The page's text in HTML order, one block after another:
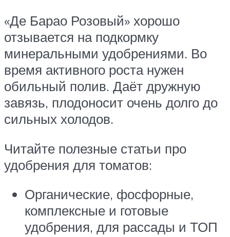
«Де Барао Розовый» хорошо
отзывается на подкормку
минеральными удобрениями. Во
время активного роста нужен
обильный полив. Даёт дружную
завязь, плодоносит очень долго до
сильных холодов.
Читайте полезные статьи про
удобрения для томатов:
Органические, фосфорные,
комплексные и готовые
удобрения, для рассады и ТОП